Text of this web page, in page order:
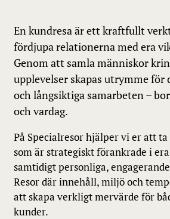
En kundresa är ett kraftfullt
fördjupa relationerna med era
Genom att samla människor
upplevelser skapas utrymme för
och långsiktiga samarbeten –
och vardag.
På Specialresor hjälper vi er att
som är strategiskt förankrade i
samtidigt personliga,
Resor där innehåll, miljö och
att skapa verkligt mervärde för
kunder.